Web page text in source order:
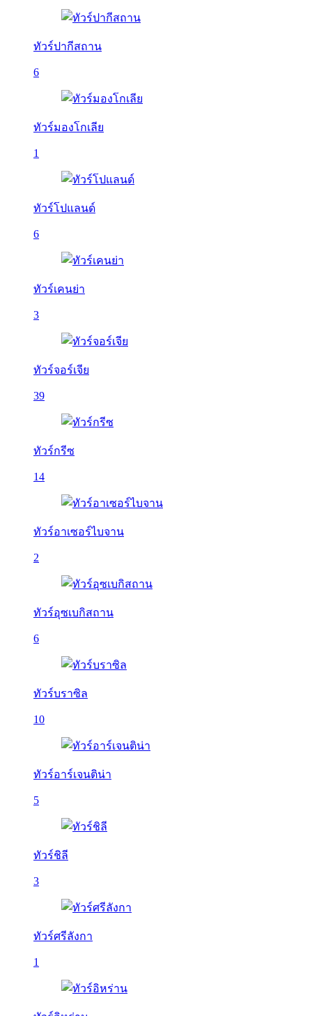
ทัวร์ปากีสถาน
6
ทัวร์มองโกเลีย
1
ทัวร์โปแลนด์
6
ทัวร์เคนย่า
3
ทัวร์จอร์เจีย
39
ทัวร์กรีซ
14
ทัวร์อาเซอร์ไบจาน
2
ทัวร์อุซเบกิสถาน
6
ทัวร์บราซิล
10
ทัวร์อาร์เจนติน่า
5
ทัวร์ชิลี
3
ทัวร์ศรีลังกา
1